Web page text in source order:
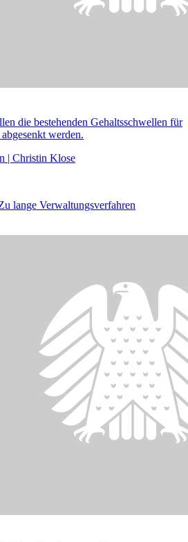
die bestehenden Gehaltsschwellen für
werden.
| Christin Klose
lange Verwaltungsverfahren